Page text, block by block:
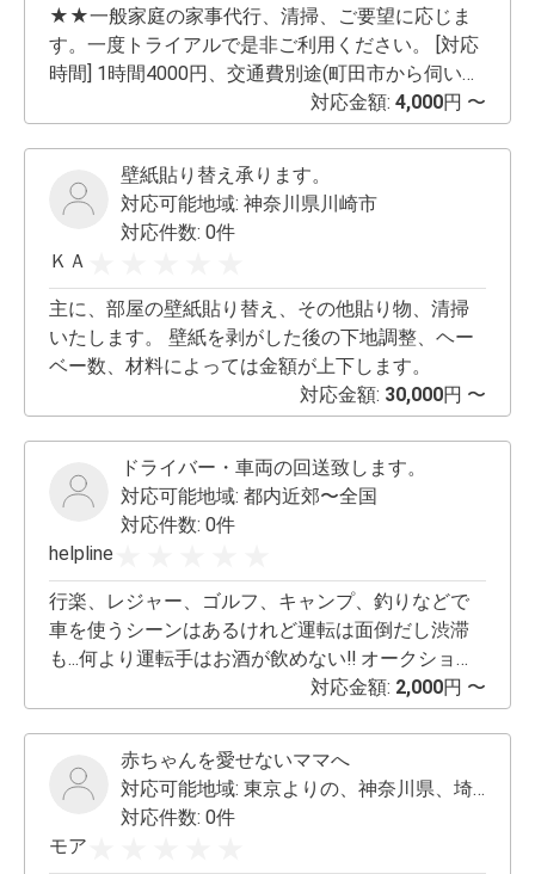
★★一般家庭の家事代行、清掃、ご要望に応じま
す。一度トライアルで是非ご利用ください。 [対応
時間] 1時間4000円、交通費別途(町田市から伺いま
す) 2時間からご利用可能⭐︎ 平日は9〜17時、土日祝
日も対応可能です⭐︎ 当日案件もご相談ください♪♪
対応させていただきます。 ※ハウスクリーニングで
はございませんのでご注意ください [ご依頼の際、
以下をお伝え頂くとスムーズです] ・最寄り駅(例)
田園都市線、三軒茶屋駅 ・駅から自宅までの距
離 (例)徒歩10分 ・部屋の大きさ(例)1LDKリビン
グ15帖、洋室6帖 ・お掃除箇所 (例)風呂、トイレ
2、リビング ・ペットの有無 ご質問があればお気
対応金額: 4,000円 〜
壁紙貼り替え承ります。
対応可能地域: 神奈川県川崎市
対応件数: 0件
ＫＡ
主に、部屋の壁紙貼り替え、その他貼り物、清掃
いたします。 壁紙を剥がした後の下地調整、ヘー
ベー数、材料によっては金額が上下します。
対応金額: 30,000円 〜
ドライバー・車両の回送致します。
対応可能地域: 都内近郊〜全国
対応件数: 0件
helpline
行楽、レジャー、ゴルフ、キャンプ、釣りなどで
車を使うシーンはあるけれど運転は面倒だし渋滞
も...何より運転手はお酒が飲めない‼️ オークション
で購入した車両の回送が大変‼️ そんなお悩み解決し
ます💪 安心の現役プロドライバーが運転致しま
す。 マイクロバスを用意すれば一度に多人数と荷
物が移動出来る⁉️ 法事やキャンプなどにオススメ‼️
サービス内容は依頼主の所有車、依頼主の契約し
たレンタカー（シェアリングカー）、依頼主の購
対応金額: 2,000円 〜
赤ちゃんを愛せないママへ
対応可能地域: 東京よりの、神奈川県、埼玉県
対応件数: 0件
モア